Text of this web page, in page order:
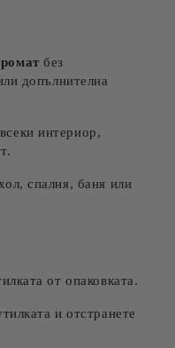
без
допълнителна
интериор,
спалня, баня или
от опаковката.
и отстранете